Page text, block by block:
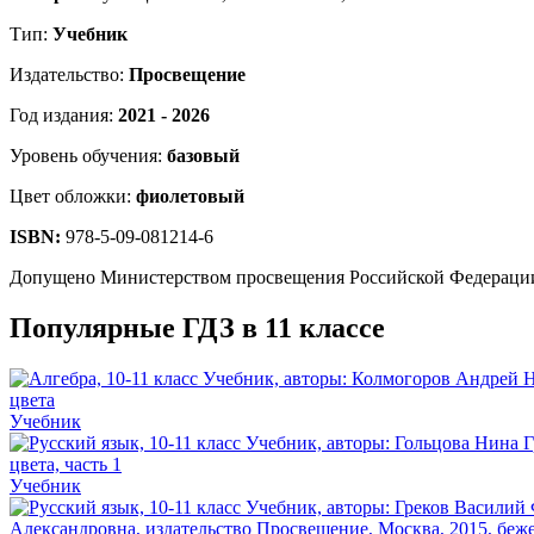
Тип: Учебник
Издательство: Просвещение
Год издания: 2021 - 2026
Уровень обучения: базовый
Цвет обложки: фиолетовый
ISBN: 978-5-09-081214-6
Допущено Министерством просвещения Российской
Популярные ГДЗ в 11 классе
Учебник
Учебник